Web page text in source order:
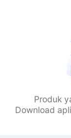
Produk
Download